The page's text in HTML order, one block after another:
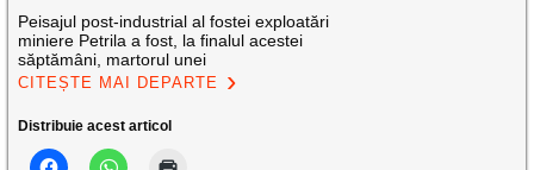
Peisajul post-industrial al fostei exploatări
miniere Petrila a fost, la finalul acestei
săptămâni, martorul unei
CITEȘTE MAI DEPARTE
Distribuie acest articol